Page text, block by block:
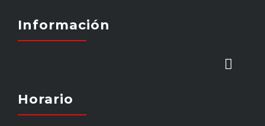
Información
Horario